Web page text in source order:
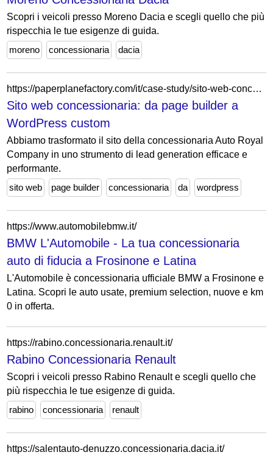
Scopri i veicoli presso Moreno Dacia e scegli quello che più
rispecchia le tue esigenze di guida.
moreno
concessionaria dacia
https://paperplanefactory.com/it/case-study/sito-web-concessionaria-auto-seo-marketing/
Sito web concessionaria: da page builder a
WordPress custom
Abbiamo trasformato il sito della concessionaria Auto Royal
Company in uno strumento di lead generation efficace e
performante.
sito web
page builder concessionaria da wordpress
https://www.automobilebmw.it/
BMW L'Automobile - La tua concessionaria
auto di fiducia a Frosinone e Latina
L'Automobile è concessionaria ufficiale BMW a Frosinone e
Latina. Scopri le auto usate, premium selection, nuove e km
0 in offerta.
https://rabino.concessionaria.renault.it/
Rabino Concessionaria Renault
Scopri i veicoli presso Rabino Renault e scegli quello che
più rispecchia le tue esigenze di guida.
rabino
concessionaria renault
https://salentauto-denuzzo.concessionaria.dacia.it/